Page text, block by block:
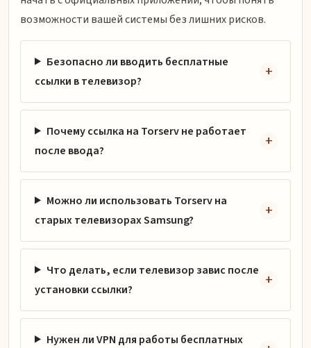
возможности вашей системы без лишних рисков.
Безопасно ли вводить бесплатные
ссылки в телевизор?
Почему ссылка на Torserv не работает
после ввода?
Можно ли использовать Torserv на
старых телевизорах Samsung?
Что делать, если телевизор завис после
установки ссылки?
Нужен ли VPN для работы бесплатных